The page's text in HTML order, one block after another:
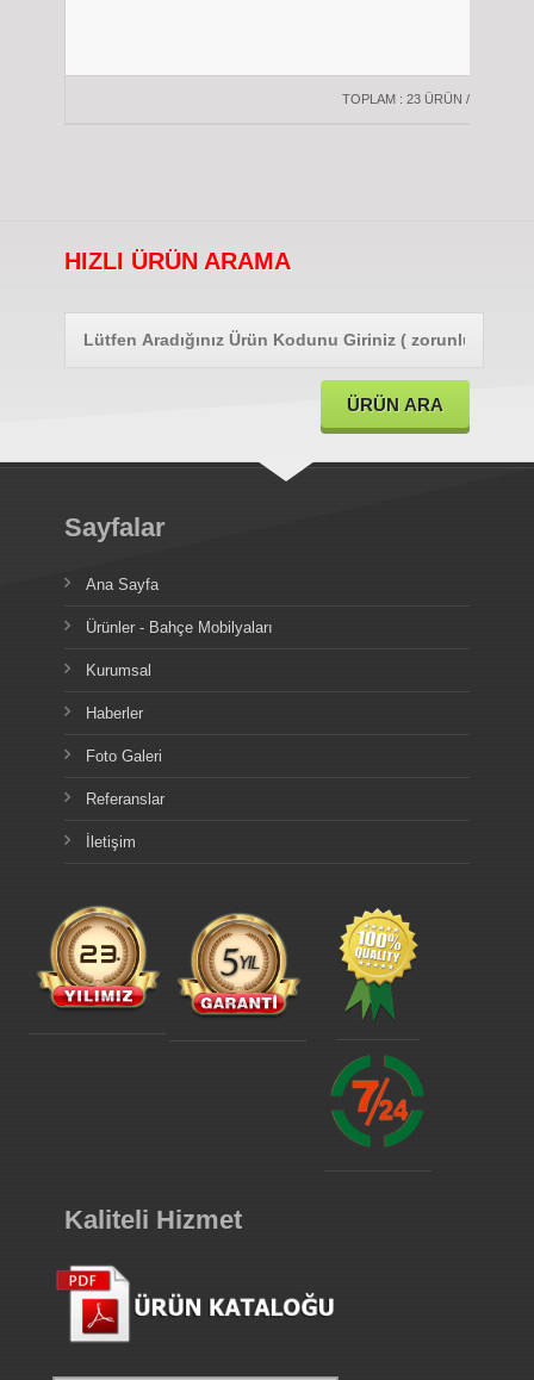
TOPLAM : 23 ÜRÜN / 2 SAYFA
HIZLI ÜRÜN ARAMA
Sayfalar
Ana Sayfa
Ürünler - Bahçe Mobilyaları
Kurumsal
Haberler
Foto Galeri
Referanslar
İletişim
Kaliteli Hizmet